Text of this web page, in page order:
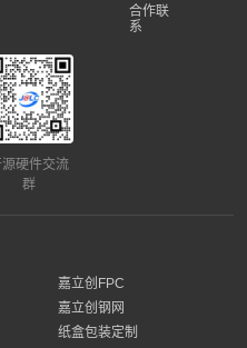
合作联
系
硬件交流
群
嘉立创FPC
嘉立创钢网
纸盒包装定制